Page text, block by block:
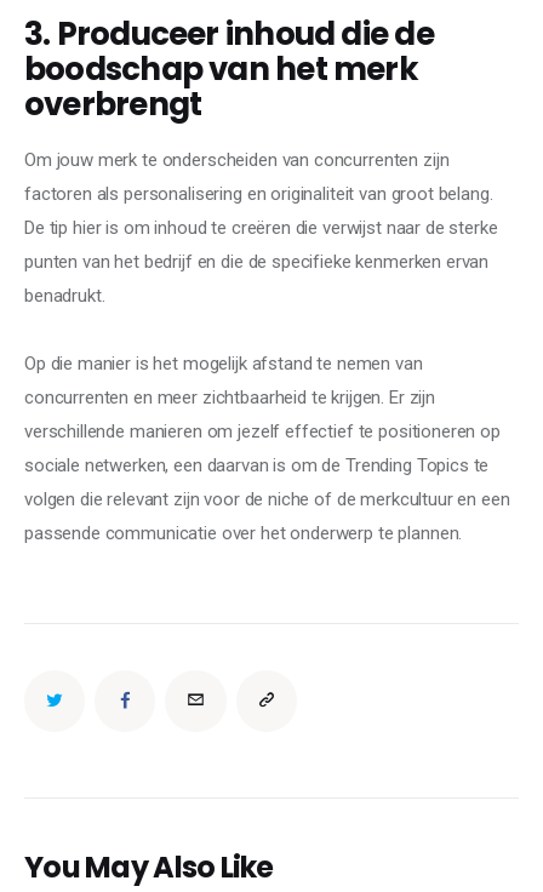
3. Produceer inhoud die de
boodschap van het merk
overbrengt
Om jouw merk te onderscheiden van concurrenten zijn
factoren als personalisering en originaliteit van groot belang.
De tip hier is om inhoud te creëren die verwijst naar de sterke
punten van het bedrijf en die de specifieke kenmerken ervan
benadrukt.
Op die manier is het mogelijk afstand te nemen van
concurrenten en meer zichtbaarheid te krijgen. Er zijn
verschillende manieren om jezelf effectief te positioneren op
sociale netwerken, een daarvan is om de Trending Topics te
volgen die relevant zijn voor de niche of de merkcultuur en een
passende communicatie over het onderwerp te plannen.
You May Also Like